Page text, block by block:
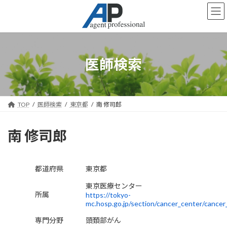
ン
キ
プ
ー
に
動
医師検索
TOP 医師検索 東京都 南 修司郎
南 修司郎
都道府県 東京都
所属
東京医療センター
https://tokyo-
mc.hosp.go.jp/section/cancer_center/
専門分野
頭頚部がん